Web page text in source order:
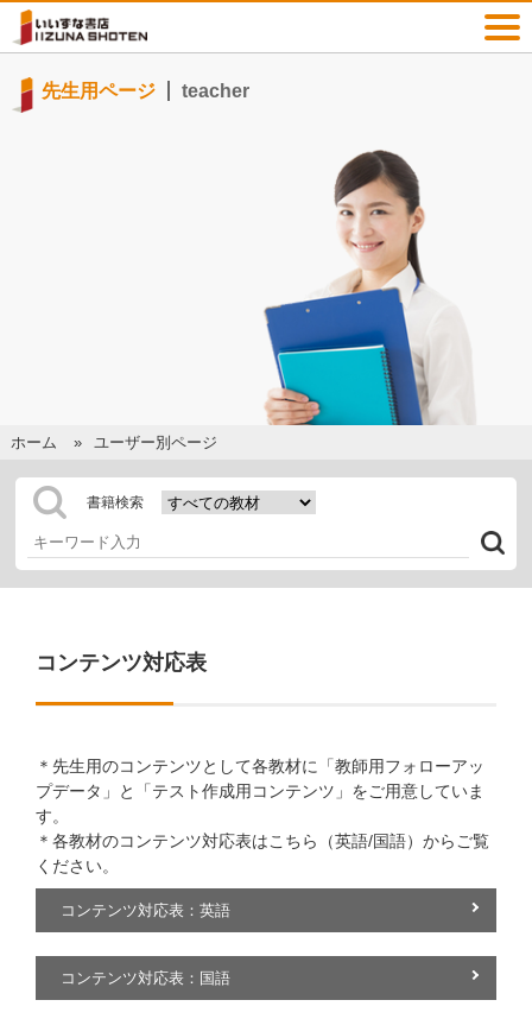
先生用ページ teacher
ホーム ユーザー別ページ
書籍検索
コンテンツ対応表
＊先生用のコンテンツとして各教材に「教師用フォローアッ
プデータ」と「テスト作成用コンテンツ」をご用意していま
す。
＊各教材のコンテンツ対応表はこちら（英語/国語）からご覧
ください。
コンテンツ対応表：英語
コンテンツ対応表：国語